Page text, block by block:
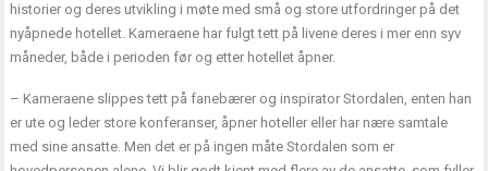
historier og deres utvikling i møte med små og store utfordringer på det
nyåpnede hotellet. Kameraene har fulgt tett på livene deres i mer enn syv
måneder, både i perioden før og etter hotellet åpner.
– Kameraene slippes tett på fanebærer og inspirator Stordalen, enten han
er ute og leder store konferanser, åpner hoteller eller har nære samtale
med sine ansatte. Men det er på ingen måte Stordalen som er